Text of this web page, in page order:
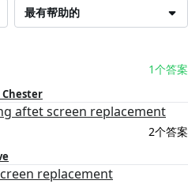
最有帮助的
1个答案
Chester
aftet screen replacement
2个答案
replacement